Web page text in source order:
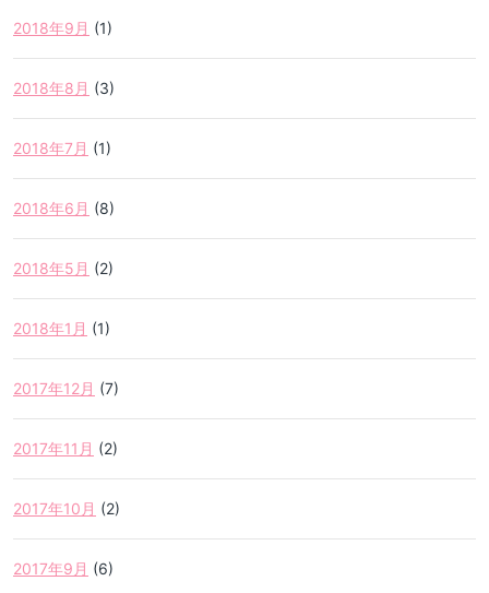
2018年9月 (1)
2018年8月 (3)
2018年7月 (1)
2018年6月 (8)
2018年5月 (2)
2018年1月 (1)
2017年12月 (7)
2017年11月 (2)
2017年10月 (2)
2017年9月 (6)